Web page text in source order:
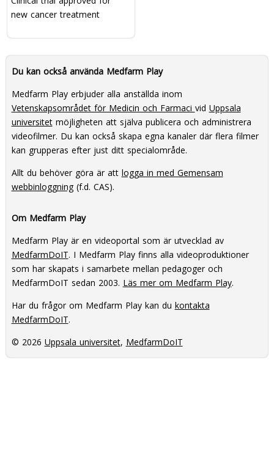
new cancer treatment
Du kan också använda Medfarm Play
Medfarm Play erbjuder alla anställda inom
Vetenskapsområdet för Medicin och Farmaci vid Uppsala
universitetmöjligheten att själva publicera och administrera
videofilmer. Du kan också skapa egna kanaler där flera filmer
kan grupperas efter just ditt specialområde.
Allt du behöver göra är att logga in med Gemensam
webbinloggning(f.d. CAS).
Om Medfarm Play
Medfarm Play är en videoportal som är utvecklad av
MedfarmDoIT. I Medfarm Play finns alla videoproduktioner
som har skapats i samarbete mellan pedagoger och
MedfarmDoIT sedan 2003. Läs mer om Medfarm Play.
Har du frågor om Medfarm Play kan du kontakta
MedfarmDoIT.
© 2026 Uppsala universitet, MedfarmDoIT